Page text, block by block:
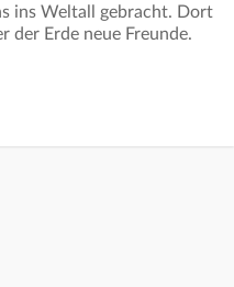
ins Weltall gebracht. Dort
der Erde neue Freunde.